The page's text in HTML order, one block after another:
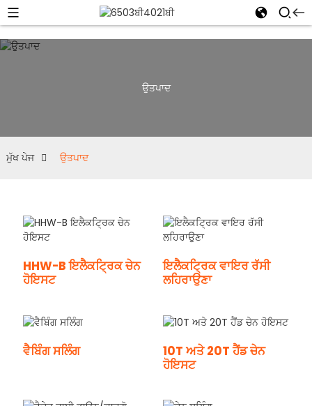
ਉਤਪਾਦ
ਮੁੱਖ ਪੇਜ ਉਤਪਾਦ
HHW-B ਇਲੈਕਟ੍ਰਿਕ ਚੇਨ
ਹੋਇਸਟ
ਇਲੈਕਟ੍ਰਿਕ ਵਾਇਰ ਰੱਸੀ
ਲਹਿਰਾਉਣਾ
ਵੈਬਿੰਗ ਸਲਿੰਗ
10T ਅਤੇ 20T ਹੈਂਡ ਚੇਨ
ਹੋਇਸਟ